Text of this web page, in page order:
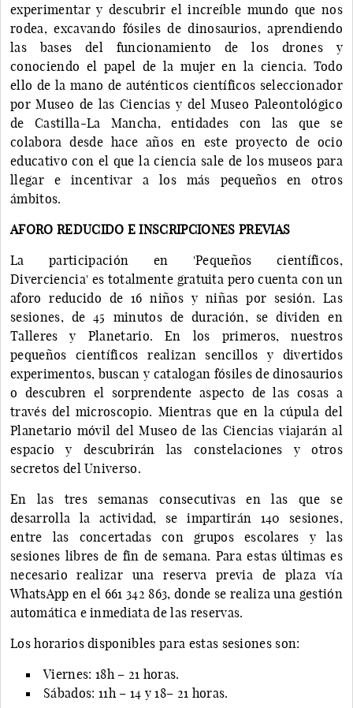
experimentar y descubrir el increíble mundo que nos
rodea, excavando fósiles de dinosaurios, aprendiendo
las bases del funcionamiento de los drones y
conociendo el papel de la mujer en la ciencia. Todo
ello de la mano de auténticos científicos seleccionador
por Museo de las Ciencias y del Museo Paleontológico
de Castilla-La Mancha, entidades con las que se
colabora desde hace años en este proyecto de ocio
educativo con el que la ciencia sale de los museos para
llegar e incentivar a los más pequeños en otros
ámbitos.
AFORO REDUCIDO E INSCRIPCIONES PREVIAS
La participación en 'Pequeños científicos,
Diverciencia' es totalmente gratuita pero cuenta con un
aforo reducido de 16 niños y niñas por sesión. Las
sesiones, de 45 minutos de duración, se dividen en
Talleres y Planetario. En los primeros, nuestros
pequeños científicos realizan sencillos y divertidos
experimentos, buscan y catalogan fósiles de dinosaurios
o descubren el sorprendente aspecto de las cosas a
través del microscopio. Mientras que en la cúpula del
Planetario móvil del Museo de las Ciencias viajarán al
espacio y descubrirán las constelaciones y otros
secretos del Universo.
En las tres semanas consecutivas en las que se
desarrolla la actividad, se impartirán 140 sesiones,
entre las concertadas con grupos escolares y las
sesiones libres de fin de semana. Para estas últimas es
necesario realizar una reserva previa de plaza vía
WhatsApp en el 661 342 863, donde se realiza una gestión
automática e inmediata de las reservas.
Los horarios disponibles para estas sesiones son:
Viernes: 18h – 21 horas.
Sábados: 11h – 14 y 18– 21 horas.